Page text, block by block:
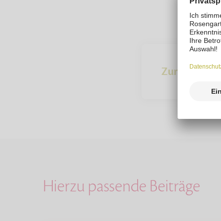
Zur
Hierzu passende Beiträge